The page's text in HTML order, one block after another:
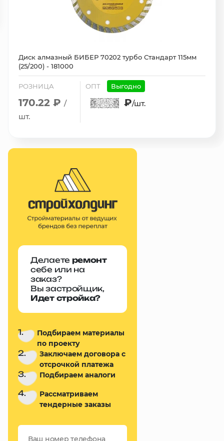
Диск алмазный БИБЕР 70202 турбо Стандарт 115мм
(25/200) - 181000
РОЗНИЦА
170.22 ₽ /
шт.
ОПТ Выгодно
₽/шт.
Делаете ремонт
себе или на
заказ?
Вы застройщик,
Идет стройка?
1.
Подбираем материалы
по проекту
2.
Заключаем договора с
отсрочкой платежа
3. Подбираем аналоги
4.
Рассматриваем
тендерные заказы